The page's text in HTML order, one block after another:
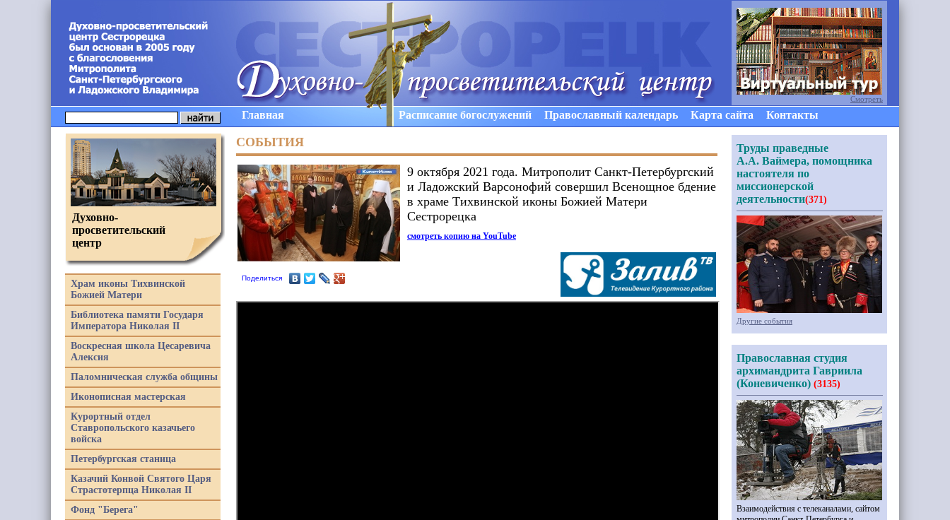
Главная Расписание богослужений Православный календарь Карта сайта Контакты
СОБЫТИЯ
Поделиться
9 октября 2021 года. Митрополит Санкт-Петербургский
и Ладожский Варсонофий совершил Всенощное бдение
в храме Тихвинской иконы Божией Матери
Сестрорецка
смотреть копию на YouTube
Духовно-
просветительский
центр
Храм иконы Тихвинской
Божией Матери
Библиотека памяти Государя
Императора Николая II
Воскресная школа Цесаревича
Алексия
Паломническая служба общины
Иконописная мастерская
Курортный отдел
Ставропольского казачьего
войска
Петербургская станица
Казачий Конвой Святого Царя
Страстотерпца Николая II
Фонд "Берега"
Смотреть
Труды праведные
А.А. Ваймера, помощника
настоятеля по
миссионерской
деятельности(371)
Другие события
Православная студия
архимандрита Гавриила
(Коневиченко) (3135)
Взаимодействия с телеканалами, сайтом